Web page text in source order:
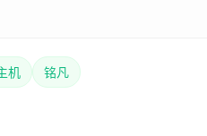
机 铭凡